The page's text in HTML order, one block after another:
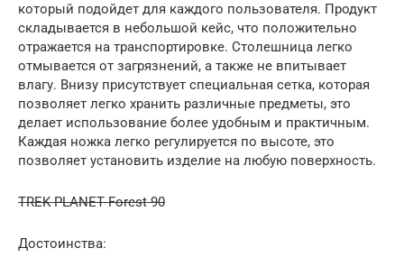
который подойдет для каждого пользователя. Продукт
складывается в небольшой кейс, что положительно
отражается на транспортировке. Столешница легко
отмывается от загрязнений, а также не впитывает
влагу. Внизу присутствует специальная сетка, которая
позволяет легко хранить различные предметы, это
делает использование более удобным и практичным.
Каждая ножка легко регулируется по высоте, это
позволяет установить изделие на любую поверхность.
TREK PLANET Forest 90
Достоинства: